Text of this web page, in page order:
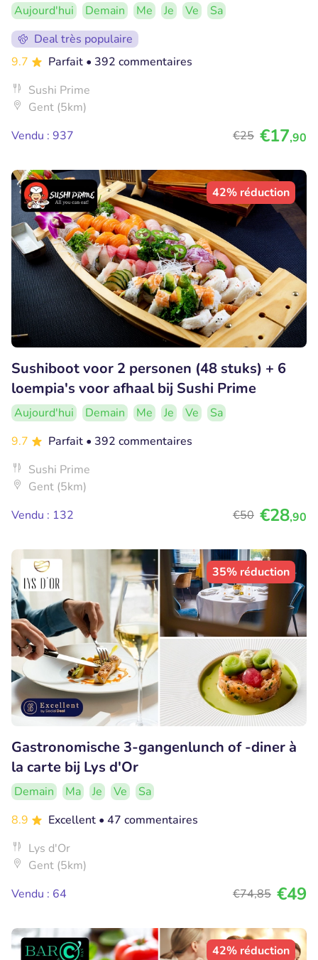
Aujourd'hui Demain Me Je Ve
Sa
Deal très populaire
9.7
Parfait • 392 commentaires
Sushi Prime
Gent (5km)
Vendu : 937
€25 €17,90
42% réduction
Sushiboot voor 2 personen (48 stuks) + 6
loempia's voor afhaal bij Sushi Prime
Aujourd'hui Demain Me Je Ve
Sa
9.7
Parfait • 392 commentaires
Sushi Prime
Gent (5km)
Vendu : 132
€50 €28,90
35% réduction
Gastronomische 3-gangenlunch of -diner à
la carte bij Lys d'Or
Demain Ma Je Ve
Sa
8.9
Excellent • 47 commentaires
Lys d'Or
Gent (5km)
Vendu : 64
€74,85 €49
42% réduction